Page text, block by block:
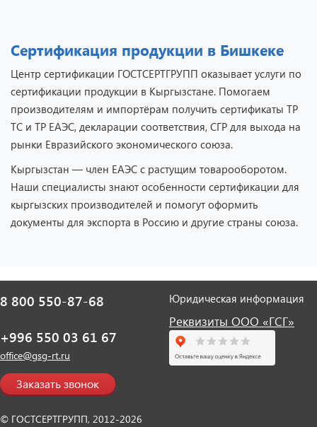
Сертификация продукции в Бишкеке
Центр сертификации ГОСТСЕРТГРУПП оказывает услуги по
сертификации продукции в Кыргызстане. Помогаем
производителям и импортёрам получить сертификаты ТР
ТС и ТР ЕАЭС, декларации соответствия, СГР для выхода на
рынки Евразийского экономического союза.
Кыргызстан — член ЕАЭС с растущим товарооборотом.
Наши специалисты знают особенности сертификации для
кыргызских производителей и помогут оформить
документы для экспорта в Россию и другие страны союза.
8 800 550-87-68
+996 550 03 61 67
office@gsg-rt.ru
Заказать звонок
© ГОСТСЕРТГРУПП, 2012-2026
Юридическая информация
Реквизиты ООО «ГСГ»